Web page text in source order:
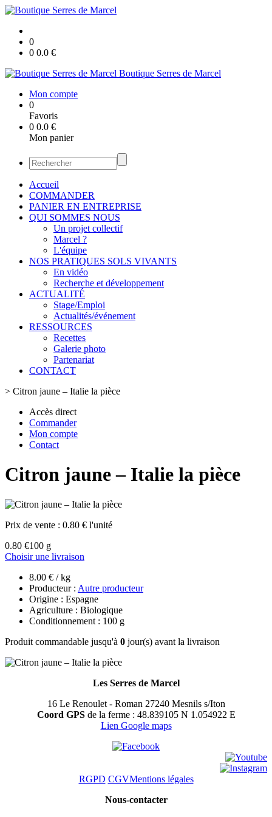
0
0 0.0 €
Boutique Serres de Marcel
Mon compte
0
Favoris
0 0.0 €
Mon panier
Accueil
COMMANDER
PANIER EN ENTREPRISE
QUI SOMMES NOUS
Un projet collectif
Marcel ?
L'équipe
NOS PRATIQUES SOLS VIVANTS
En vidéo
Recherche et développement
ACTUALITÉ
Stage/Emploi
Actualités/événement
RESSOURCES
Recettes
Galerie photo
Partenariat
CONTACT
> Citron jaune – Italie la pièce
Accès direct
Commander
Mon compte
Contact
Citron jaune – Italie la pièce
Prix de vente : 0.80 € l'unité
0.80 €100 g
Choisir une livraison
8.00 € / kg
Producteur : Autre producteur
Origine : Espagne
Agriculture : Biologique
Conditionnement : 100 g
Produit commandable jusqu'à 0 jour(s) avant la livraison
Les Serres de Marcel
16 Le Renoulet - Roman 27240 Mesnils s/Iton
Coord GPSde la ferme : 48.839105 N 1.054922 E
Lien Google maps
RGPD CGVMentions légales
Nous-contacter